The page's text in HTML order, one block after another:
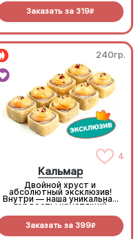
Заказать за 319R
240гр.
4
Кальмар
Двойной хруст и
абсолютный эксклюзив!
Внутри — наша уникальная
гордость: хрустящий
и зеленым луком. Снаружи
— горячая золотистая
темпура. Щедро поливаем
Заказать за 399R